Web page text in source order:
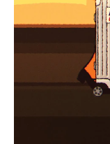
钮
取
消
静